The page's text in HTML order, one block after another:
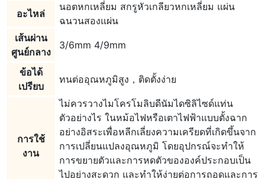
อะไหล่
นอตหกเหลี่ยม สกรูหัวเกลียวหกเหลี่ยม แผ่น
ฉนวนสองแผ่น
เส้นผ่าน
ศูนย์กลาง
3/6mm 4/9mm
ข้อได้
เปรียบ
ทนต่ออุณหภูมิสูง，ติดตั้งง่าย
การใช้
งาน
ไม่ควรวางไมโครโมลิบดีนัมไดซิลิไซด์แท่น
ตัวอย่างไร ในหม้อไฟหรือเตาไฟฟ้าแบบตั้งฉาก
อย่างอิสระเพื่อหลีกเลี่ยงความเครียดที่เกิดขึ้นจาก
การเปลี่ยนแปลงอุณหภูมิ โดยอุปกรณ์จะทำให้
การขยายตัวและการหดตัวขององค์ประกอบเป็น
ไปอย่างสะดวก และทำให้ง่ายต่อการถอดและการ